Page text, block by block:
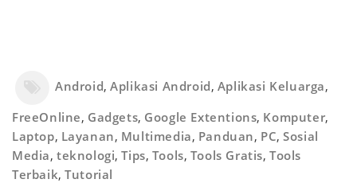
Android,Aplikasi Android, Aplikasi Keluarga,
FreeOnline, Gadgets, Google Extentions, Komputer,
Laptop, Layanan, Multimedia, Panduan, PC,Sosial
Media, teknologi,Tips, Tools, Tools Gratis,Tools
Terbaik,Tutorial